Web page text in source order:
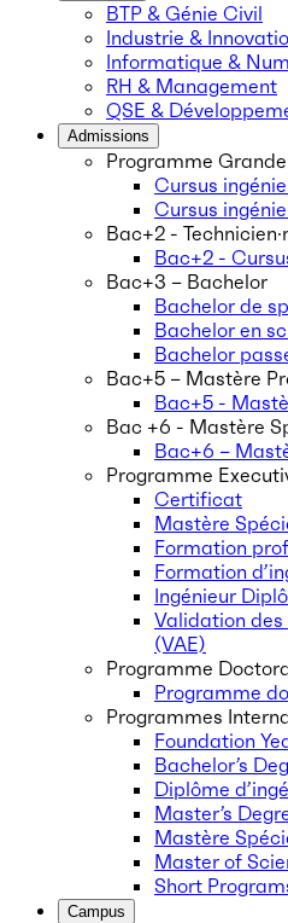
BTP & Génie Civil
Industrie &
Informatique &
RH & Management
QSE &
Admissions
Programme
Cursus
Cursus
Bac+2 -
Bac+2 -
Bac+3 – Bachelor
Bachelor de
Bachelor en
Bachelor
Bac+5 – Mastère
Bac+5 -
Bac +6 - Mastère
Bac+6 –
Programme
Certificat
Mastère
Formation
Formation
Ingénieur
Validation des
(VAE)
Programme
Programme
Programmes
Foundation
Bachelor’s
Diplôme
Master’s
Mastère
Master of
Short
Campus